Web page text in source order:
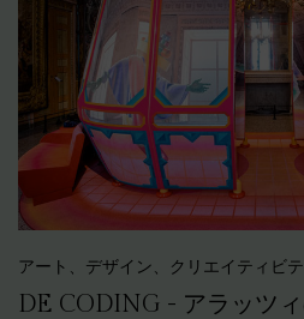
アート、デザイン、クリエイティビ
DE CODING - アラッツ